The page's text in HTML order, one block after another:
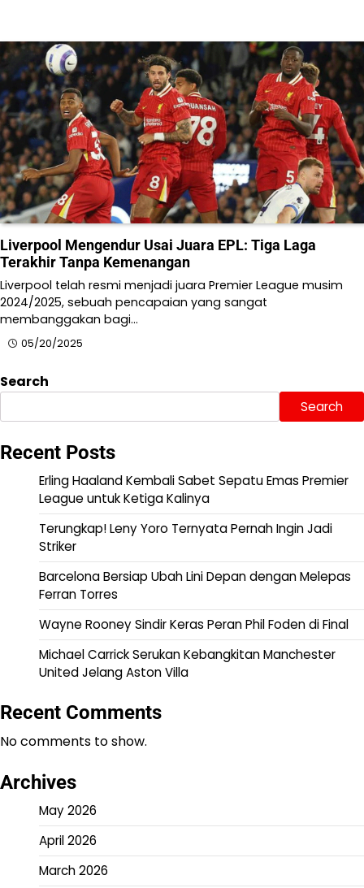
Liverpool Mengendur Usai Juara EPL: Tiga Laga
Terakhir Tanpa Kemenangan
Liverpool telah resmi menjadi juara Premier League musim
2024/2025, sebuah pencapaian yang sangat
membanggakan bagi…
05/20/2025
Search
Search
Recent Posts
Erling Haaland Kembali Sabet Sepatu Emas Premier
League untuk Ketiga Kalinya
Terungkap! Leny Yoro Ternyata Pernah Ingin Jadi
Striker
Barcelona Bersiap Ubah Lini Depan dengan Melepas
Ferran Torres
Wayne Rooney Sindir Keras Peran Phil Foden di Final
Michael Carrick Serukan Kebangkitan Manchester
United Jelang Aston Villa
Recent Comments
No comments to show.
Archives
May 2026
April 2026
March 2026